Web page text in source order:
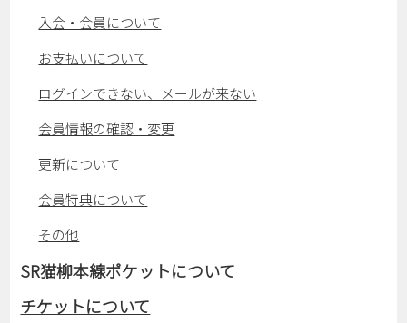
入会・会員について
お支払いについて
ログインできない、メールが来ない
会員情報の確認・変更
更新について
会員特典について
その他
SR猫柳本線ポケットについて
チケットについて